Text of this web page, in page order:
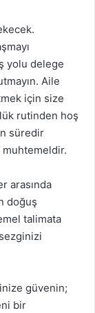
yolu delege
Aile
için size
rutinden hoş
süredir
muhtemeldir.
arasında
doğuş
talimata
güvenin;
bir